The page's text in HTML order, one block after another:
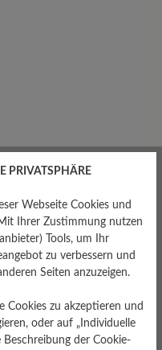
PRIVATSPHÄRE
Webseite Cookies und
Ihrer Zustimmung nutzen
Tools, um Ihr
zu verbessern und
Seiten anzuzeigen.
Cookies zu akzeptieren und
oder auf „Individuelle
Beschreibung der Cookie-